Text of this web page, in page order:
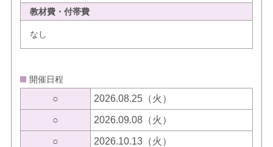
教材費・付帯費
なし
開催日程
○ 2026.08.25（火）
○ 2026.09.08（火）
○ 2026.10.13（火）